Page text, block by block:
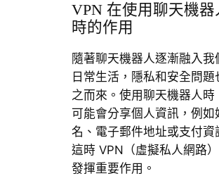
VPN 在使用聊天機器
時的作用
隨著聊天機器人逐漸融入我
日常生活，隱私和安全問題
之而來。使用聊天機器人時
可能會分享個人資訊，例如
名、電子郵件地址或支付資
這時 VPN（虛擬私人網路
發揮重要作用。